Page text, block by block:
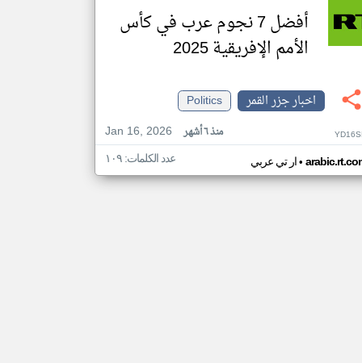
أفضل 7 نجوم عرب في كأس
الأمم الإفريقية 2025
اخبار جزر القمر
Politics
Jan 16, 2026
منذ ٦ أشهر
ار تي عربي• عدد الكلمات: ١٠٩